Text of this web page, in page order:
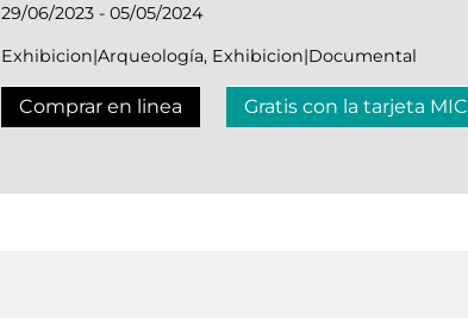
29/06/2023 - 05/05/2024
Exhibicion|Arqueología, Exhibicion|Documental
Comprar en linea Gratis con la tarjeta MIC